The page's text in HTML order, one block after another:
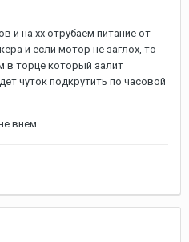
и на хх отрубаем питание от
и если мотор не заглох, то
в торце который залит
чуток подкрутить по часовой
внем.